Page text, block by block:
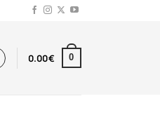
0.00€ 0